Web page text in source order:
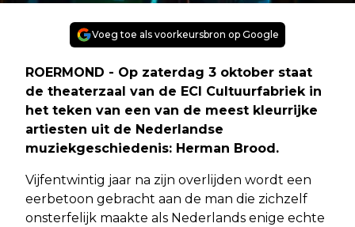
Voeg toe als voorkeursbron op Google
ROERMOND - Op zaterdag 3 oktober staat
de theaterzaal van de ECI Cultuurfabriek in
het teken van een van de meest kleurrijke
artiesten uit de Nederlandse
muziekgeschiedenis: Herman Brood.
Vijfentwintig jaar na zijn overlijden wordt een
eerbetoon gebracht aan de man die zichzelf
onsterfelijk maakte als Nederlands enige echte